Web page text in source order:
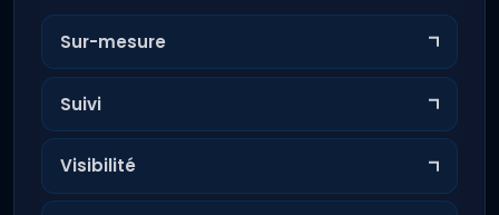
Sur-mesure
Suivi
Visibilité